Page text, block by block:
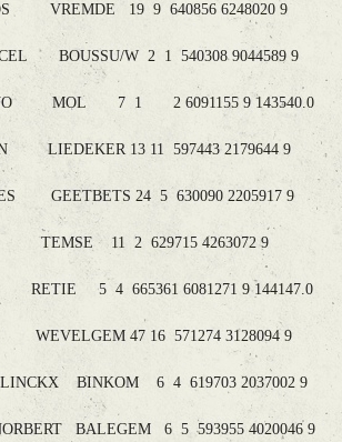
VREMDE 19 9 640856 6248020 9
BOUSSU/W 2 1 540308 9044589 9
YVO MOL 7 1 2 6091155 9 143540.0
LIEDEKER 13 11 597443 2179644 9
GEETBETS 24 5 630090 2205917 9
TEMSE 11 2 629715 4263072 9
5 4 665361 6081271 9 144147.0
WEVELGEM 47 16 571274 3128094 9
BINKOM 6 4 619703 2037002 9
BALEGEM 6 5 593955 4020046 9